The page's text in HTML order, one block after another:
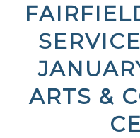
ARTS &